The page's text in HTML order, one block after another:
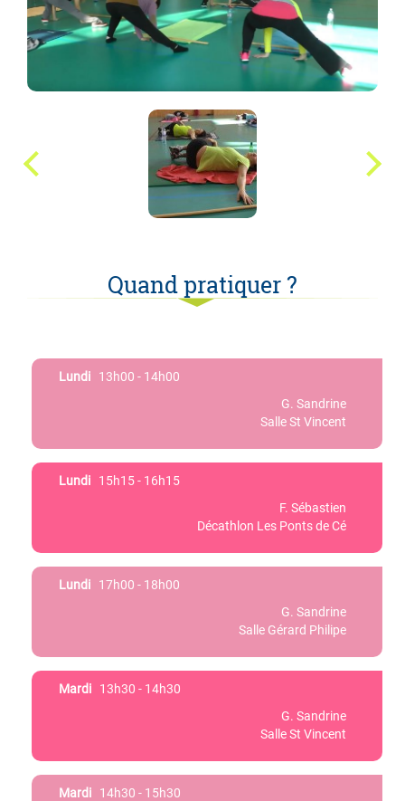
Quand pratiquer ?
Lundi 13h00 - 14h00
G. Sandrine
Salle St Vincent
Lundi 15h15 - 16h15
F. Sébastien
Décathlon Les Ponts de Cé
Lundi 17h00 - 18h00
G. Sandrine
Salle Gérard Philipe
Mardi 13h30 - 14h30
G. Sandrine
Salle St Vincent
Mardi 14h30 - 15h30